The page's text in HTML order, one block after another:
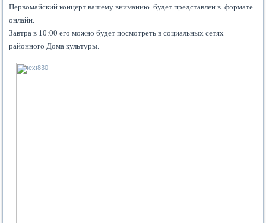
Первомайский концерт вашему вниманию будет представлен в формате
онлайн.
Завтра в 10:00 его можно будет посмотреть в социальных сетях
районного Дома культуры.